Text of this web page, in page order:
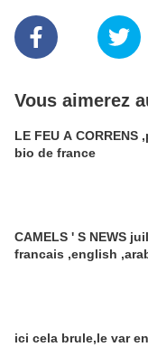
Vous aimerez
LE FEU A CORRENS
bio de france
CAMELS ' S NEWS
francais ,english
ici cela brule,le var